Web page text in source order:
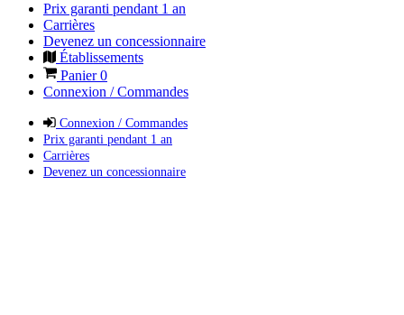
Prix garanti pendant 1 an
Carrières
Devenez un concessionnaire
Établissements
Panier0
Connexion / Commandes
Connexion / Commandes
Prix garanti pendant 1 an
Carrières
Devenez un concessionnaire